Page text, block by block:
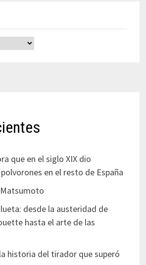
que en el siglo XIX dio
en el resto de España
desde la austeridad de
hasta el arte de las
historia del tirador que superó